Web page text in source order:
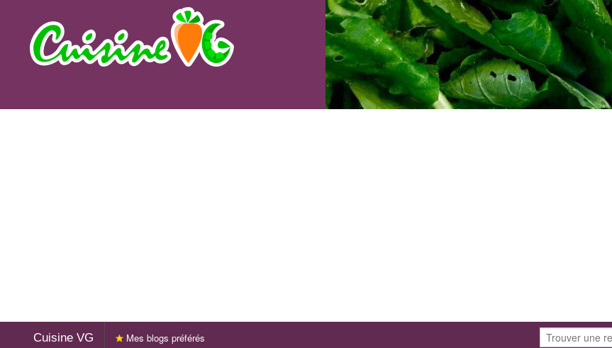
Cuisine VG Mes blogs préférés